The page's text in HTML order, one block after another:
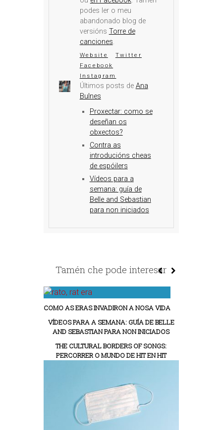
podes ler o meu
abandonado blog de
versións Torre de
canciones.
Website
Twitter
Facebook
Instagram
Últimos posts de Ana
Bulnes
Proxectar: como se
deseñan os
obxectos?
Contra as
introducións cheas
de espóilers
Vídeos para a
semana: guía de
Belle and Sebastian
para non iniciados
Tamén che pode interesar
COMO AS ERAS INVADIRON A NOSA VIDA
VÍDEOS PARA A SEMANA: GUÍA DE BELLE
AND SEBASTIAN PARA NON INICIADOS
THE CULTURAL BORDERS OF SONGS:
PERCORRER O MUNDO DE HIT EN HIT